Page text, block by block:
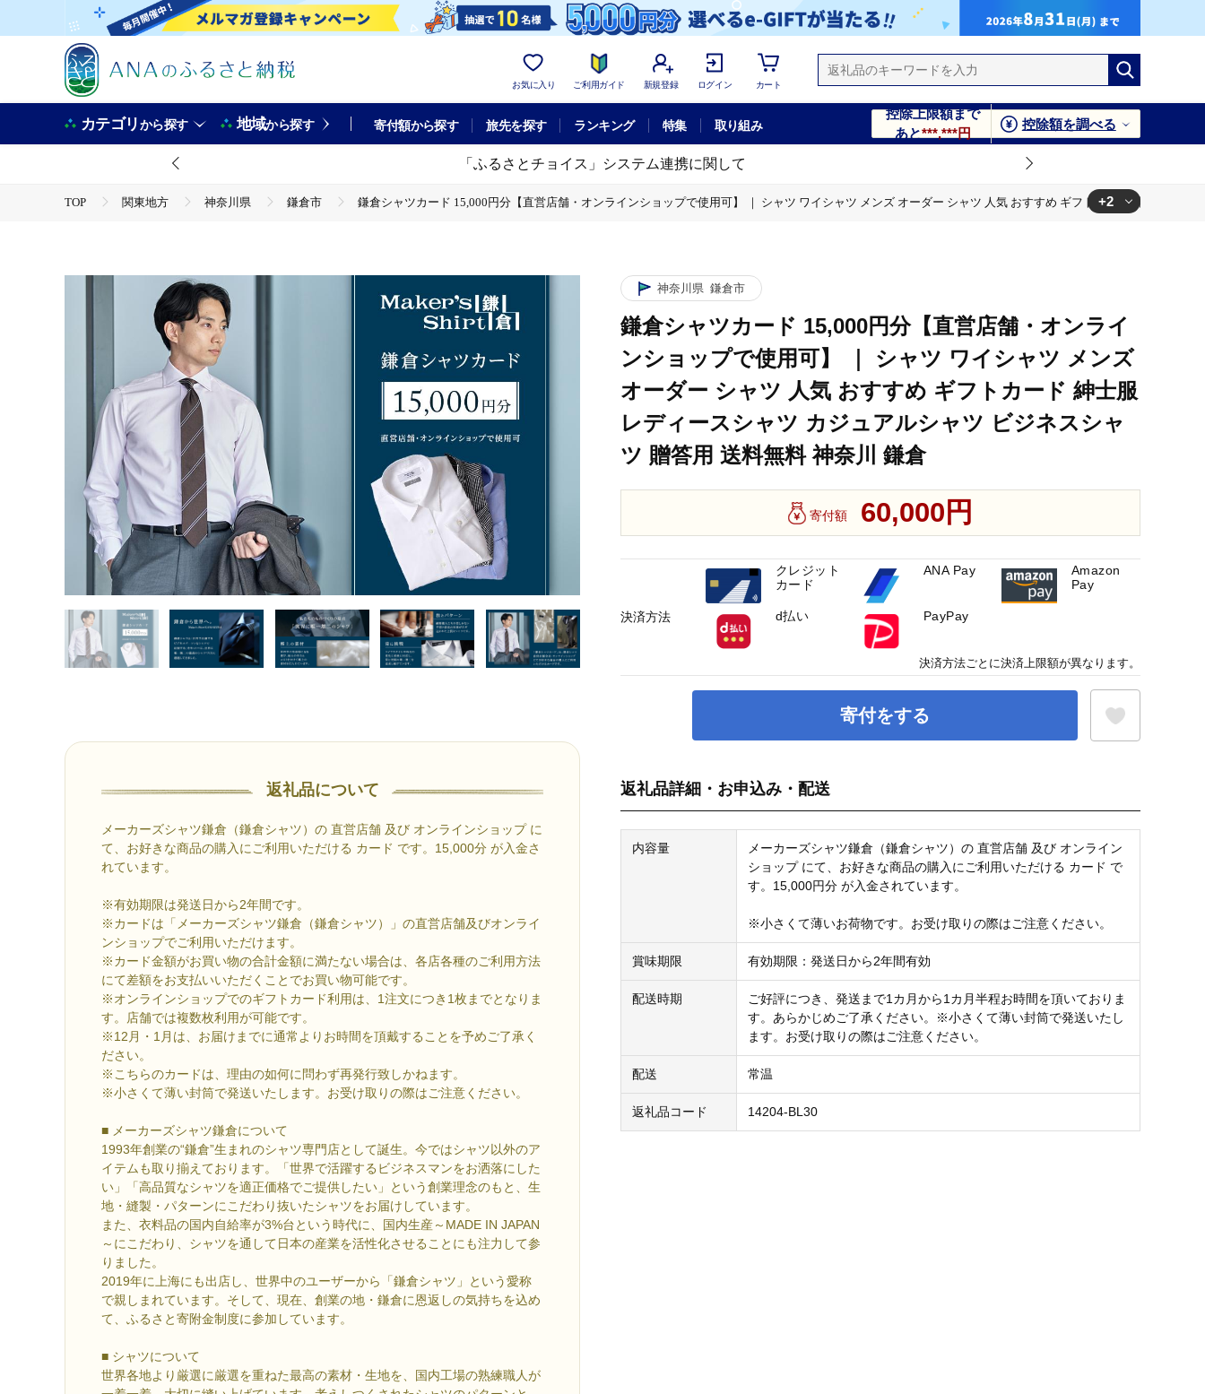
お気に入り ご利用ガイド 新規登録 ログイン カート
カテゴリから探す 地域から探す 寄付額から探す 旅先を探す ランキング 特集 取り組み
控除上限額まで
あと***,***円
控除額を調べる
「ふるさとチョイス」システム連携に関して
TOP 関東地方 神奈川県 鎌倉市
鎌倉シャツカード 15,000円分【直営店舗・オンラインショップで使用可】 ｜ シャツ ワイシャツ メンズ オーダー シャツ 人気 おすすめ ギフトカード 紳士服 レ
鎌倉シャツカード 15,000円分【直営店舗・オンラインショップで使用可】 ｜ シャツ ワイシャツ メンズ オーダー シャツ 人気 おすすめ ギフトカード 紳士服 レディースシャツ カジュアルシャツ ビジネスシ
ャツ 贈答用 送料無料 神奈川 鎌倉
+2
返礼品について
メーカーズシャツ鎌倉（鎌倉シャツ）の 直営店舗 及び オンラインショップ に
て、お好きな商品の購入にご利用いただける カード です。15,000分 が入金さ
れています。
※有効期限は発送日から2年間です。
※カードは「メーカーズシャツ鎌倉（鎌倉シャツ）」の直営店舗及びオンライ
ンショップでご利用いただけます。
※カード金額がお買い物の合計金額に満たない場合は、各店各種のご利用方法
にて差額をお支払いいただくことでお買い物可能です。
※オンラインショップでのギフトカード利用は、1注文につき1枚までとなりま
す。店舗では複数枚利用が可能です。
※12月・1月は、お届けまでに通常よりお時間を頂戴することを予めご了承く
ださい。
※こちらのカードは、理由の如何に問わず再発行致しかねます。
※小さくて薄い封筒で発送いたします。お受け取りの際はご注意ください。
■ メーカーズシャツ鎌倉について
1993年創業の“鎌倉”生まれのシャツ専門店として誕生。今ではシャツ以外のア
イテムも取り揃えております。「世界で活躍するビジネスマンをお洒落にした
い」「高品質なシャツを適正価格でご提供したい」という創業理念のもと、生
地・縫製・パターンにこだわり抜いたシャツをお届けしています。
また、衣料品の国内自給率が3%台という時代に、国内生産～MADE IN JAPAN
～にこだわり、シャツを通して日本の産業を活性化させることにも注力して参
りました。
2019年に上海にも出店し、世界中のユーザーから「鎌倉シャツ」という愛称
で親しまれています。そして、現在、創業の地・鎌倉に恩返しの気持ちを込め
て、ふるさと寄附金制度に参加しています。
■ シャツについて
世界各地より厳選に厳選を重ねた最高の素材・生地を、国内工場の熟練職人が
神奈川県 鎌倉市
鎌倉シャツカード 15,000円分【直営店舗・オンライ
ンショップで使用可】 ｜ シャツ ワイシャツ メンズ
オーダー シャツ 人気 おすすめ ギフトカード 紳士服
レディースシャツ カジュアルシャツ ビジネスシャ
ツ 贈答用 送料無料 神奈川 鎌倉
寄付額 60,000円
寄付をする
返礼品詳細・お申込み・配送
内容量
メーカーズシャツ鎌倉（鎌倉シャツ）の 直営店舗 及び オンライン
ショップ にて、お好きな商品の購入にご利用いただける カード で
す。15,000円分 が入金されています。
※小さくて薄いお荷物です。お受け取りの際はご注意ください。
賞味期限 有効期限：発送日から2年間有効
配送時期
ご好評につき、発送まで1カ月から1カ月半程お時間を頂いておりま
す。あらかじめご了承ください。※小さくて薄い封筒で発送いたし
ます。お受け取りの際はご注意ください。
配送 常温
返礼品コード 14204-BL30
決済方法
クレジット
カード
ANA Pay
Amazon
Pay
d払い PayPay
決済方法ごとに決済上限額が異なります。